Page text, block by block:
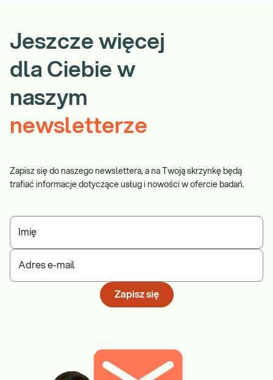
Jeszcze więcej
dla Ciebie w
naszym
newsletterze
Zapisz się do naszego newslettera, a na Twoją skrzynkę będą
trafiać informacje dotyczące usług i nowości w ofercie badań.
Imię
Adres e-mail
Zapisz się